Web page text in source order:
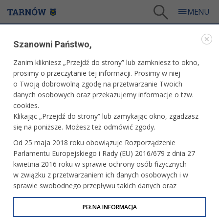
Poznaj swoje miasto z przewodnikiem
WARTO PRZECZYTAĆ
POZNAJ SWOJE MIASTO Z PRZEWODNIKIEM
19.07.2023, 14:12 Redakcja tarnow.pl
Przypominamy, że trwają lubiane przez tarnowian
i turystów bezpłatne spacerki po Tarnowie i regionie
tarnowskim. Jak co roku na trasie spacerowiczów znalazły
się między innymi centrum miasta i katedra.
Szanowni Państwo,
Zanim klikniesz „Przejdź do strony” lub zamkniesz to okno,
prosimy o przeczytanie tej informacji. Prosimy w niej
o Twoją dobrowolną zgodę na przetwarzanie Twoich
danych osobowych oraz przekazujemy informacje o tzw.
cookies.
Klikając „Przejdź do strony” lub zamykając okno, zgadzasz
się na poniższe. Możesz też odmówić zgody.
Od 25 maja 2018 roku obowiązuje Rozporządzenie
Parlamentu Europejskiego i Rady (EU) 2016/679 z dnia 27
kwietnia 2016 roku w sprawie ochrony osób fizycznych
w związku z przetwarzaniem ich danych osobowych i w
sprawie swobodnego przepływu takich danych oraz
uchylenia dyrektywy 95/46/WE (określane jako RODO, GDPR
lub Ogólne Rozporządzenie o Ochronie Danych
PEŁNA INFORMACJA